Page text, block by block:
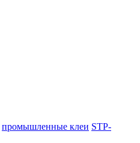
промышленные клеи STP-